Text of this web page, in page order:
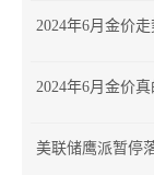
2024年6月金价
2024年6月金价
美联储鹰派暂停